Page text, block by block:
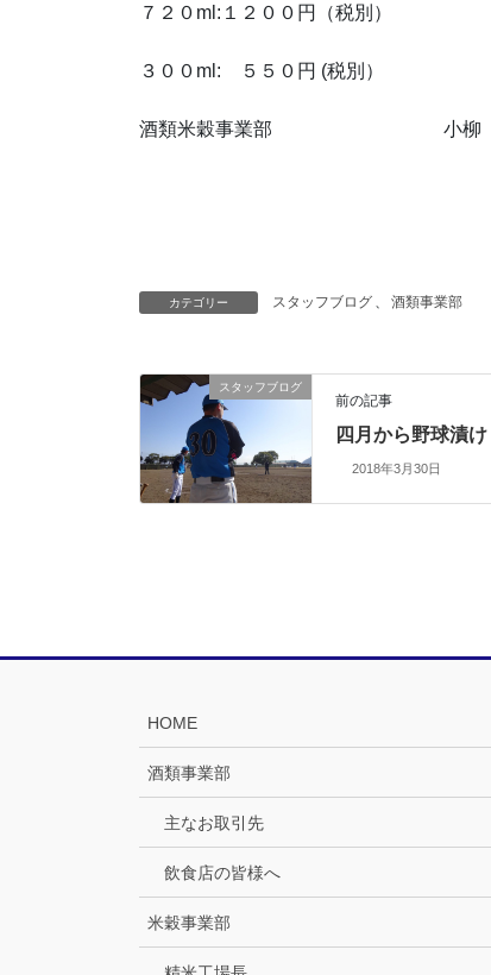
７２０ml:１２００円（税別）
３００ml: ５５０円 (税別）
酒類米穀事業部 小柳
カテゴリー スタッフブログ 酒類事業部
スタッフブログ
前の記事
四月から野球漬け
2018年3月30日
HOME
酒類事業部
主なお取引先
飲食店の皆様へ
米穀事業部